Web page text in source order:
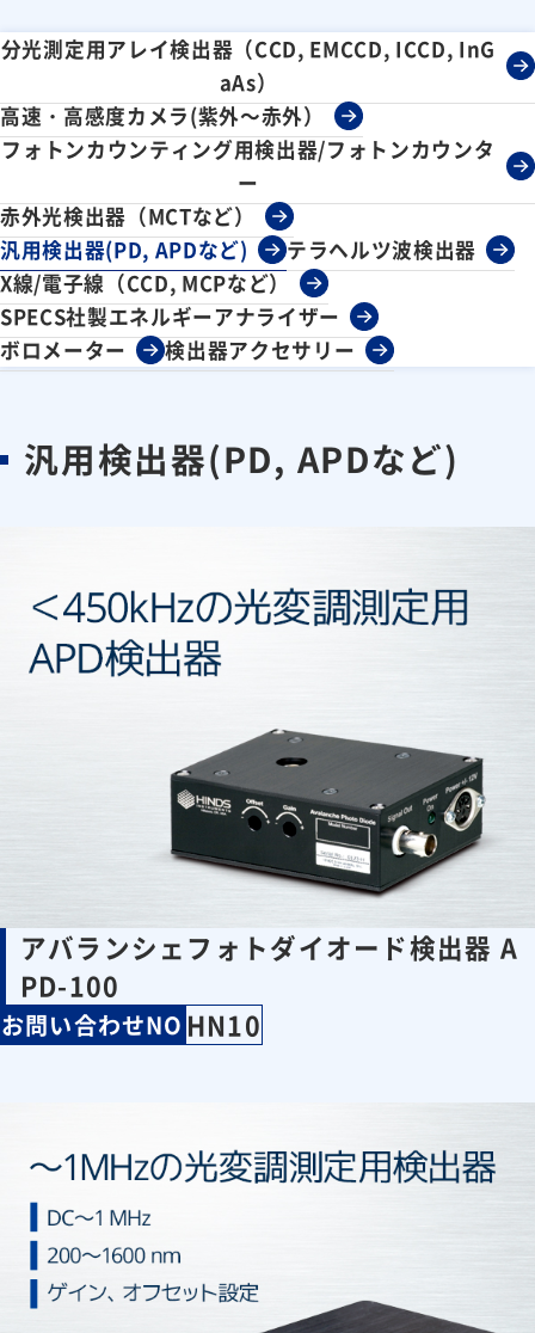
分光測定用アレイ検出器（CCD, EMCCD, ICCD, InG
aAs）
高速・高感度カメラ(紫外～赤外）
フォトンカウンティング用検出器/フォトンカウンタ
ー
赤外光検出器（MCTなど）
汎用検出器(PD, APDなど)
テラヘルツ波検出器
X線/電子線（CCD, MCPなど）
SPECS社製エネルギーアナライザー
ボロメーター
検出器アクセサリー
汎用検出器(PD, APDなど)
アバランシェフォトダイオード検出器 A
PD-100
お問い合わせNO HN10